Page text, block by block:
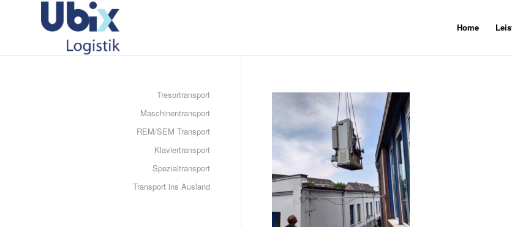
Home
Tresortransport
Maschinentransport
REM/SEM Transport
Klaviertransport
Spezialtransport
Transport ins Ausland